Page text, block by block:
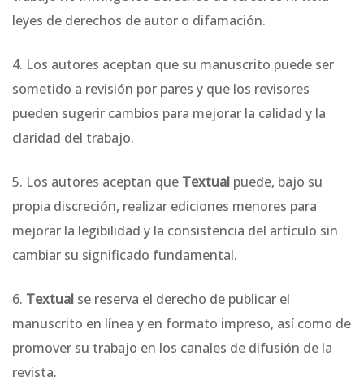
leyes de derechos de autor o difamación.
4. Los autores aceptan que su manuscrito puede ser
sometido a revisión por pares y que los revisores
pueden sugerir cambios para mejorar la calidad y la
claridad del trabajo.
5. Los autores aceptan que Textual puede, bajo su
propia discreción, realizar ediciones menores para
mejorar la legibilidad y la consistencia del artículo sin
cambiar su significado fundamental.
6. Textual se reserva el derecho de publicar el
manuscrito en línea y en formato impreso, así como de
promover su trabajo en los canales de difusión de la
revista.